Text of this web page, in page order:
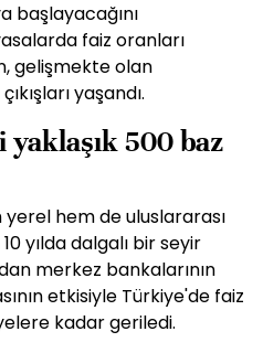
başlayacağını
faiz oranları
gelişmekte olan
yaşandı.
500 baz
hem de uluslararası
yılda dalgalı bir seyir
merkez bankalarının
etkisiyle Türkiye'de faiz
kadar geriledi.